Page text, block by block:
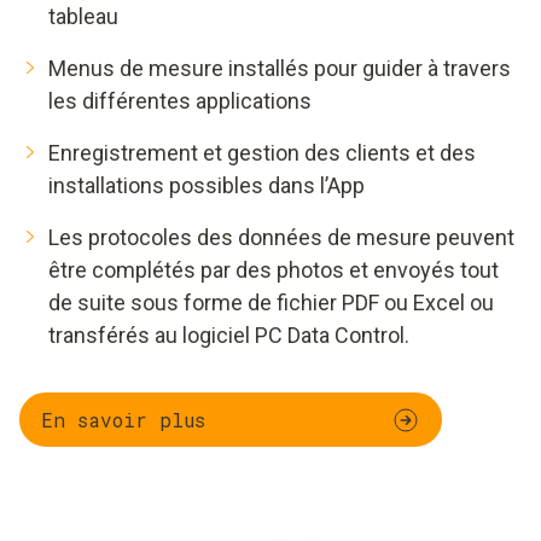
tableau
Menus de mesure installés pour guider à travers
les différentes applications
Enregistrement et gestion des clients et des
installations possibles dans l’App
Les protocoles des données de mesure peuvent
être complétés par des photos et envoyés tout
de suite sous forme de fichier PDF ou Excel ou
transférés au logiciel PC Data Control.
En savoir plus